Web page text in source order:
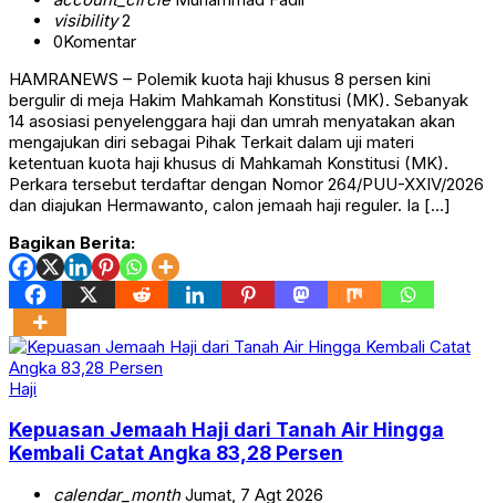
visibility2
0Komentar
HAMRANEWS – Polemik kuota haji khusus 8 persen kini
bergulir di meja Hakim Mahkamah Konstitusi (MK). Sebanyak
14 asosiasi penyelenggara haji dan umrah menyatakan akan
mengajukan diri sebagai Pihak Terkait dalam uji materi
ketentuan kuota haji khusus di Mahkamah Konstitusi (MK).
Perkara tersebut terdaftar dengan Nomor 264/PUU-XXIV/2026
dan diajukan Hermawanto, calon jemaah haji reguler. Ia […]
Bagikan Berita:
Haji
Kepuasan Jemaah Haji dari Tanah Air Hingga
Kembali Catat Angka 83,28 Persen
calendar_monthJumat, 7 Agt 2026